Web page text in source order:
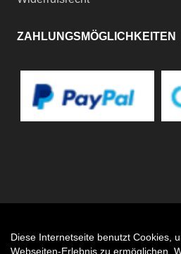
ZAHLUNGSMÖGLICHKEITEN
Diese Internetseite benutzt Cookies,
Webseiten-Erlebnis zu ermöglichen.